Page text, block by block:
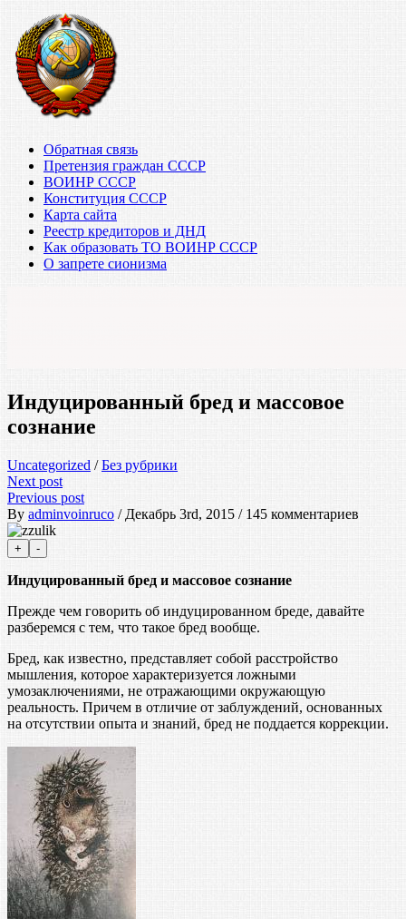
Обратная связь
Претензия граждан СССР
ВОИНР СССР
Конституция СССР
Карта сайта
Реестр кредиторов и ДНД
Как образовать ТО ВОИНР СССР
О запрете сионизма
Индуцированный бред и массовое
сознание
Uncategorized /Без рубрики
Next post
Previous post
By adminvoinruco / Декабрь 3rd, 2015 / 145 комментариев
Индуцированный бред и массовое сознание
Прежде чем говорить об индуцированном бреде, давайте
разберемся с тем, что такое бред вообще.
Бред, как известно, представляет собой расстройство
мышления, которое характеризуется ложными
умозаключениями, не отражающими окружающую
реальность. Причем в отличие от заблуждений, основанных
на отсутствии опыта и знаний, бред не поддается коррекции.